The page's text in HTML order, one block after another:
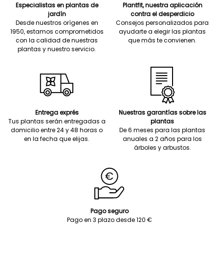
Especialistas en plantas de
jardín
Desde nuestros orígenes en
1950, estamos comprometidos
con la calidad de nuestras
plantas y nuestro servicio.
Plantfit, nuestra aplicación
contra el desperdicio
Consejos personalizados para
ayudarte a elegir las plantas
que más te convienen.
Entrega exprés
Tus plantas serán entregadas a
domicilio entre 24 y 48 horas o
en la fecha que elijas.
Nuestras garantías sobre las
plantas
De 6 meses para las plantas
anuales a 2 años para los
árboles y arbustos.
Pago seguro
Pago en 3 plazo desde 120 €